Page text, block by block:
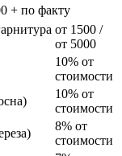
+ по факту
от 1500 /
от 5000
10% от
стоимости
10% от
стоимости
8% от
стоимости